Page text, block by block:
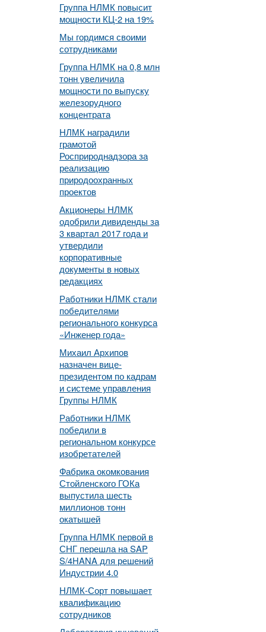
Группа НЛМК повысит
мощности КЦ-2 на 19%
Мы гордимся своими
сотрудниками
Группа НЛМК на 0,8 млн
тонн увеличила
мощности по выпуску
железорудного
концентрата
НЛМК наградили
грамотой
Росприроднадзора за
реализацию
природоохранных
проектов
Акционеры НЛМК
одобрили дивиденды за
3 квартал 2017 года и
утвердили
корпоративные
документы в новых
редакциях
Работники НЛМК стали
победителями
регионального конкурса
«Инженер года»
Михаил Архипов
назначен вице-
президентом по кадрам
и системе управления
Группы НЛМК
Работники НЛМК
победили в
региональном конкурсе
изобретателей
Фабрика окомкования
Стойленского ГОКа
выпустила шесть
миллионов тонн
окатышей
Группа НЛМК первой в
СНГ перешла на SAP
S/4HANA для решений
Индустрии 4.0
НЛМК-Сорт повышает
квалификацию
сотрудников